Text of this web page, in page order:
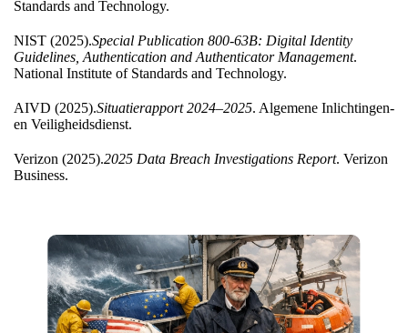
Standards and Technology.
NIST (2025).Special Publication 800-63B: Digital Identity
Guidelines, Authentication and Authenticator Management.
National Institute of Standards and Technology.
AIVD (2025).Situatierapport 2024–2025. Algemene Inlichtingen-
en Veiligheidsdienst.
Verizon (2025).2025 Data Breach Investigations Report. Verizon
Business.